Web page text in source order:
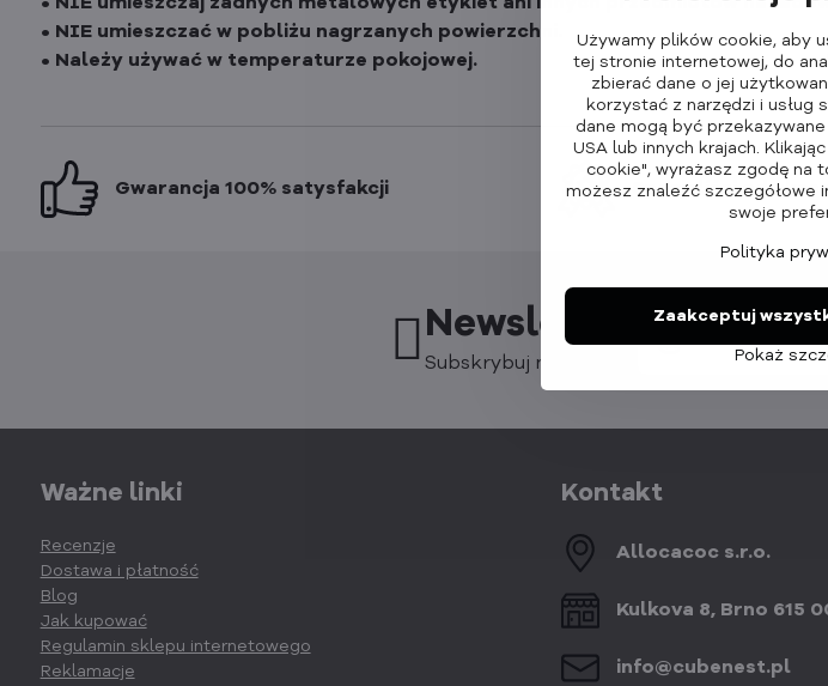
• NIE umieszczać w pobliżu nagrzanych powierzchni.
• Należy używać w temperaturze pokojowej.
Gwarancja 100% satysfakcji Specjaliści od
Newsletter
Subskrybuj nowości:
Ważne linki
Recenzje
Dostawa i płatność
Blog
Jak kupować
Regulamin sklepu internetowego
Reklamacje
Kontakt
Allocacoc s​.r​.o​.
Kulkova 8, Brno 615
info​@cubenest​.pl
Używamy plików cookie, aby
tej stronie internetowej, do
zbierać dane o jej
korzystać z narzędzi i usług
dane mogą być
USA lub innych krajach.
cookie", wyrażasz zgodę na
możesz znaleźć szczegółowe
swoje
Polityka
Pokaż
Zaakceptuj